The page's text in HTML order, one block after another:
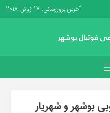
آخرین بروزرسانی: 17 ژوئن 2018
بوشهر و شهریار